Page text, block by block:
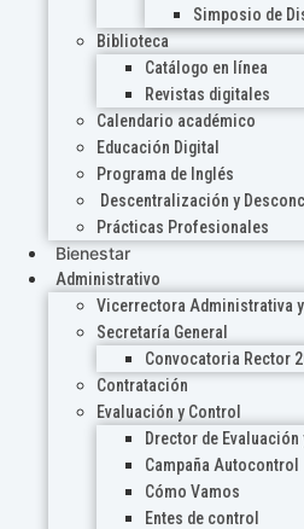
Simposio de
Biblioteca
Catálogo en línea
Revistas digitales
Calendario académico
Educación Digital
Programa de Inglés
Descentralización y
Prácticas Profesionales
Bienestar
Administrativo
Vicerrectora Administrativa
Secretaría General
Convocatoria Rector
Contratación
Evaluación y Control
Drector de Evaluación
Campaña Autocontrol
Cómo Vamos
Entes de control